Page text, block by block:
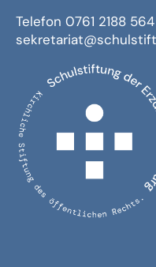
Telefon 0761 2188 564